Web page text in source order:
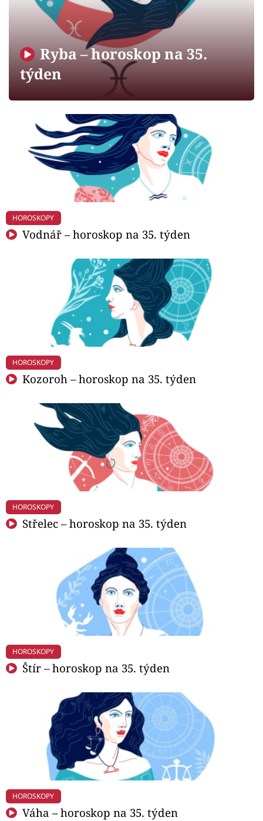
Sledujte prima+
Filmový festival Karlovy Vary
Mámy sobě
Přihlášení
Ryba – horoskop na 35.
týden
HOROSKOPY
Vodnář – horoskop na 35. týden
HOROSKOPY
Kozoroh – horoskop na 35. týden
HOROSKOPY
Střelec – horoskop na 35. týden
HOROSKOPY
Štír – horoskop na 35. týden
HOROSKOPY
Váha – horoskop na 35. týden